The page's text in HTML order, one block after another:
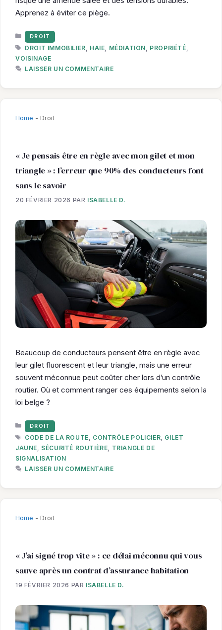
Apprenez à éviter ce piège.
CATÉGORIES
DROIT
ÉTIQUETTES
DROIT IMMOBILIER HAIE MÉDIATION PROPRIÉTÉ
VOISINAGE
LAISSER UN COMMENTAIRE
Home - Droit
« Je pensais être en règle avec mon gilet et mon
triangle » : l’erreur que 90% des conducteurs font
sans le savoir
20 FÉVRIER 2026 PAR ISABELLE D.
Beaucoup de conducteurs pensent être en règle avec
leur gilet fluorescent et leur triangle, mais une erreur
souvent méconnue peut coûter cher lors d’un contrôle
routier. Où et comment ranger ces équipements selon la
loi belge ?
CATÉGORIES
DROIT
ÉTIQUETTES
CODE DE LA ROUTE CONTRÔLE POLICIER GILET
JAUNE
SÉCURITÉ ROUTIÈRE
TRIANGLE DE
SIGNALISATION
LAISSER UN COMMENTAIRE
Home - Droit
« J’ai signé trop vite » : ce délai méconnu qui vous
sauve après un contrat d’assurance habitation
19 FÉVRIER 2026 PAR ISABELLE D.